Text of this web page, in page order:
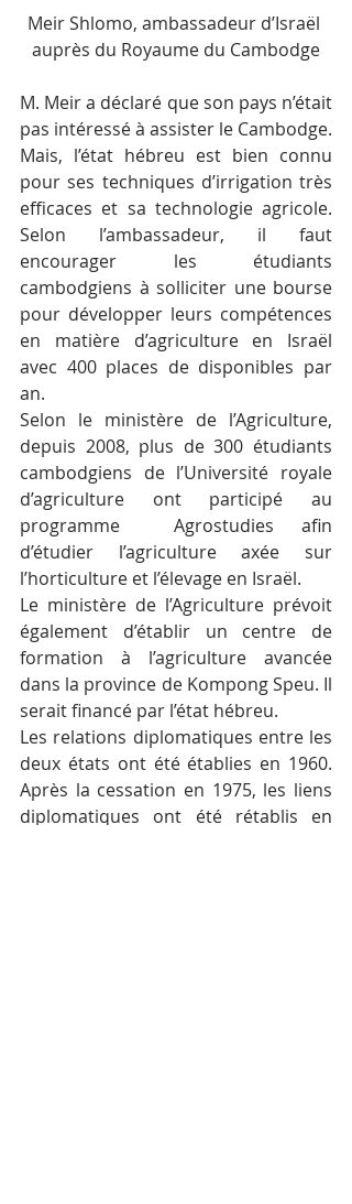
Meir Shlomo, ambassadeur d’Israël
auprès du Royaume du Cambodge
M. Meir a déclaré que son pays n’était
pas intéressé à assister le Cambodge.
Mais, l’état hébreu est bien connu
pour ses techniques d’irrigation très
efficaces et sa technologie agricole.
Selon l’ambassadeur, il faut
encourager les étudiants
cambodgiens à solliciter une bourse
pour développer leurs compétences
en matière d’agriculture en Israël
avec 400 places de disponibles par
an.
Selon le ministère de l’Agriculture,
depuis 2008, plus de 300 étudiants
cambodgiens de l’Université royale
d’agriculture ont participé au
programme  Agrostudies afin
d’étudier l’agriculture axée sur
l’horticulture et l’élevage en Israël.
Le ministère de l’Agriculture prévoit
également d’établir un centre de
formation à l’agriculture avancée
dans la province de Kompong Speu. Il
serait financé par l’état hébreu.
Les relations diplomatiques entre les
deux états ont été établies en 1960.
Après la cessation en 1975, les liens
diplomatiques ont été rétablis en